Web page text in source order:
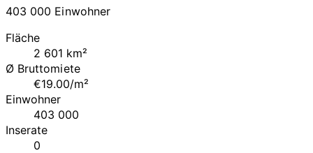
403 000 Einwohner
Fläche
2 601 km²
Ø Bruttomiete
€19.00/m²
Einwohner
403 000
Inserate
0